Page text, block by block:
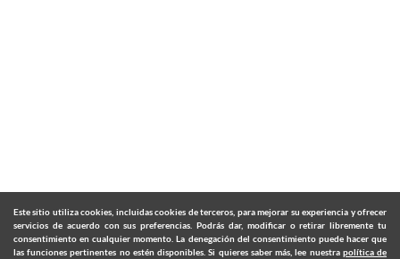
Este sitio utiliza cookies, incluidas cookies de terceros, para mejorar su experiencia y ofrecer
servicios de acuerdo con sus preferencias. Podrás dar, modificar o retirar libremente tu
consentimiento en cualquier momento. La denegación del consentimiento puede hacer que
las funciones pertinentes no estén disponibles. Si quieres saber más, lee nuestra política de